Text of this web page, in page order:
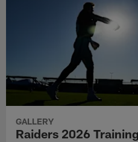
GALLERY
Raiders 2026